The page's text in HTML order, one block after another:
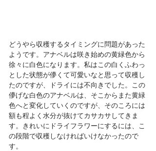
どうやら収穫するタイミングに問題があった
ようです。アナベルは咲き始めの黄緑色から
徐々に白色になります。私はこの白くふわっ
とした状態が儚くて可愛いなと思って収穫し
たのですが、ドライには不向きでした。この
儚げな白色のアナベルは、そこからまた黄緑
色へと変化していくのですが、そのころには
額も程よく水分が抜けてカサカサしてきま
す。きれいにドライフラワーにするには、こ
の段階で収穫しなければいけなかったので
す。